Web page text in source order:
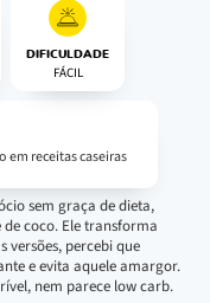
DIFICULDADE
FÁCIL
em receitas caseiras
sem graça de dieta,
de coco. Ele transforma
versões, percebi que
e evita aquele amargor.
nem parece low carb.